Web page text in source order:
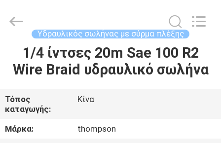
ΣΠΊΤΙ
ΠΕΡΊΠΟΥ
ΕΜΕΊΣ
Υδραυλικός σωλήνας με σύρμα πλέξης
1/4 ίντσες 20m Sae 100 R2
Wire Braid υδραυλικό σωλήνα
Τόπος
καταγωγής:
Κίνα
Μάρκα:
thompson